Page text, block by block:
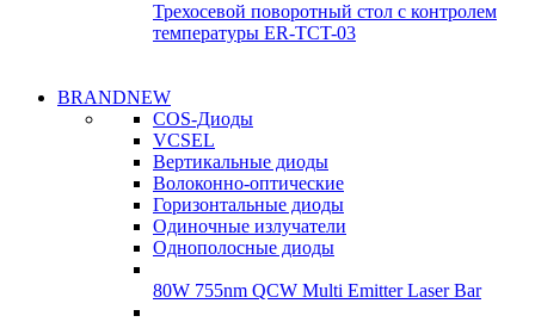
Трехосевой поворотный стол с контролем
температуры ER-TCT-03
BRANDNEW
COS-Диоды
VCSEL
Вертикальные диоды
Волоконно-оптические
Горизонтальные диоды
Одиночные излучатели
Однополосные диоды
80W 755nm QCW Multi Emitter Laser Bar